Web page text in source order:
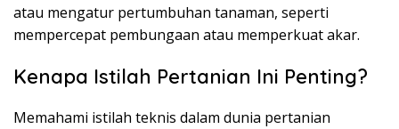
atau mengatur pertumbuhan tanaman, seperti
mempercepat pembungaan atau memperkuat akar.
Kenapa Istilah Pertanian Ini Penting?
Memahami istilah teknis dalam dunia pertanian